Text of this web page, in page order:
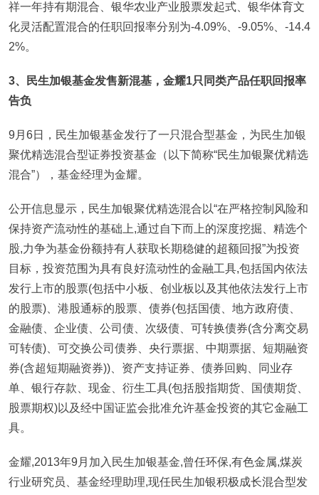
祥一年持有期混合、银华农业产业股票发起式、银华体育文
化灵活配置混合的任职回报率分别为-4.09%、-9.05%、-14.4
2%。
3、民生加银基金发售新混基，金耀1只同类产品任职回报率
告负
9月6日，民生加银基金发行了一只混合型基金，为民生加银
聚优精选混合型证券投资基金（以下简称“民生加银聚优精选
混合”），基金经理为金耀。
公开信息显示，民生加银聚优精选混合以“在严格控制风险和
保持资产流动性的基础上,通过自下而上的深度挖掘、精选个
股,力争为基金份额持有人获取长期稳健的超额回报”为投资
目标，投资范围为具有良好流动性的金融工具,包括国内依法
发行上市的股票(包括中小板、创业板以及其他依法发行上市
的股票)、港股通标的股票、债券(包括国债、地方政府债、
金融债、企业债、公司债、次级债、可转换债券(含分离交易
可转债)、可交换公司债券、央行票据、中期票据、短期融资
券(含超短期融资券))、资产支持证券、债券回购、同业存
单、银行存款、现金、衍生工具(包括股指期货、国债期货、
股票期权)以及经中国证监会批准允许基金投资的其它金融工
具。
金耀,2013年9月加入民生加银基金,曾任环保,有色金属,煤炭
行业研究员、基金经理助理,现任民生加银积极成长混合型发